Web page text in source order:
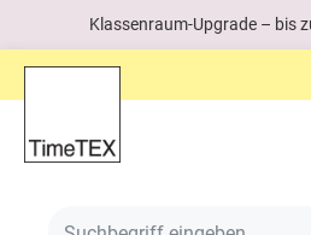
Klassenraum-Upgrade – bis